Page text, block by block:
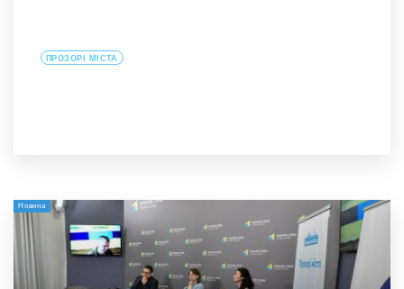
ПРОЗОРІ МІСТА
Новина